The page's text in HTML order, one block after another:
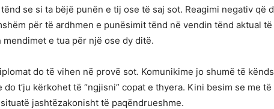
se si ta bëjë punën e tij ose të saj sot. Reagimi negativ që
për të ardhmen e punësimit tënd në vendin tënd aktual të
mendimet e tua për një ose dy ditë.
do të vihen në provë sot. Komunikime jo shumë të
do t’ju kërkohet të “ngjisni” copat e thyera. Kini besim se me
jashtëzakonisht të paqëndrueshme.